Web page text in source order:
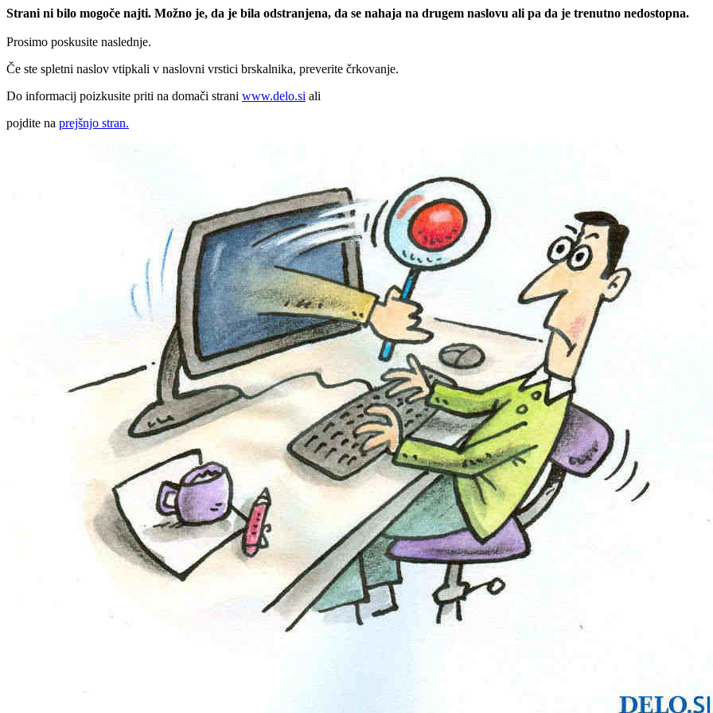
Strani ni bilo mogoče najti. Možno je, da je bila odstranjena, da se nahaja na drugem naslovu ali pa da je trenutno nedostopna.
Prosimo poskusite naslednje.
Če ste spletni naslov vtipkali v naslovni vrstici brskalnika, preverite črkovanje.
Do informacij poizkusite priti na domači strani www.delo.si ali
pojdite na prejšnjo stran.